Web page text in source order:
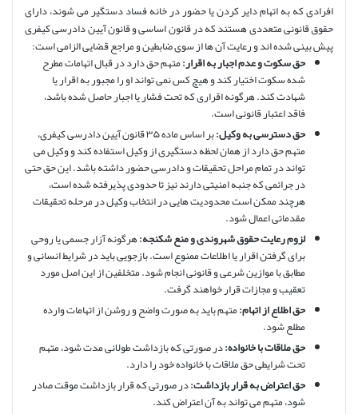
افرادی که به اتهام دایر کردن یا حضور در خانه فساد دستگیر می شوند، دارای
حقوق قانونی متعددی هستند که در قانون اساسی و قانون آیین دادرسی کیفری
پیش بینی شده اند و رعایت آن ها از سوی ضابطین و مراجع قضایی الزامی است:
حق سکوت و عدم اجبار به اقرار:متهم حق دارد در قبال اتهامات مطرح
شده سکوت اختیار کند و هیچ کس نمی تواند او را مجبور به اقرار یا
شهادت کند. هرگونه اقراری که تحت فشار یا اجبار حاصل شده باشد،
فاقد اعتبار قانونی است.
حق دسترسی به وکیل:
بر اساس ماده ۳۵ قانون آیین دادرسی کیفری،
متهم حق دارد از همان لحظه دستگیری از وکیل استفاده کند و وکیل می
تواند در تمام مراحل تحقیقات و دادرسی حضور داشته باشد. این حق حتی
در جرائمی که جنبه امنیتی دارند نیز تا حدودی پذیرفته شده است،
هرچند ممکن است محدودیت هایی در انتخاب وکیل در مرحله تحقیقات
مقدماتی اعمال شود.
لزوم رعایت حقوق شهروندی و منع شکنجه:هرگونه آزار جسمی یا روحی
برای گرفتن اقرار یا اطلاعات ممنوع است. بازجویی باید در شرایط انسانی و
مطابق با موازین شرعی و قانونی انجام شود. متخلفین از این اصل مورد
تعقیب و مجازات قرار خواهند گرفت.
حق اطلاع از اتهام:متهم باید به صورت واضح و روشن از اتهامات وارده
مطلع شود.
حق ملاقات با خانواده:در صورتی که بازداشت طولانی مدت شود، متهم
تحت شرایطی حق ملاقات با خانواده خود را دارد.
حق اعتراض به قرار بازداشت:در صورتی که قرار بازداشت موقت صادر
شود، متهم می تواند به آن اعتراض کند.